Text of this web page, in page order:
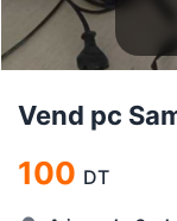
Vend pc
100 DT